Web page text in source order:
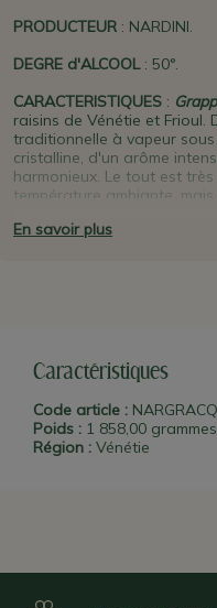
PRODUCTEUR : NARDINI.
DEGRE d'ALCOOL: 50°.
CARACTERISTIQUES :
raisins de Vénétie et Frioul.
traditionnelle à vapeur
cristalline, d'un arôme
harmonieux. Le tout est
température ambiante,
mélanger la grappa et la
ajouter du Moscato d'Asti
rondelle d'orange.
PLUS D'INFO : Nardiniest la
1779 àBassano del Grappa
toujours la vapeur sous
nouveau filtrée (processus
En savoir plus
Caractéristiques
Code article :
Poids : 1 858,00 grammes
Région : Vénétie